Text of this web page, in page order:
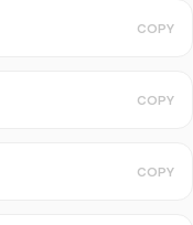
COPY
COPY
COPY